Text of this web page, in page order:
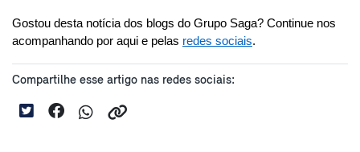
Gostou desta notícia dos blogs do Grupo Saga? Continue nos
acompanhando por aqui e pelas redes sociais.
Compartilhe esse artigo nas redes sociais: